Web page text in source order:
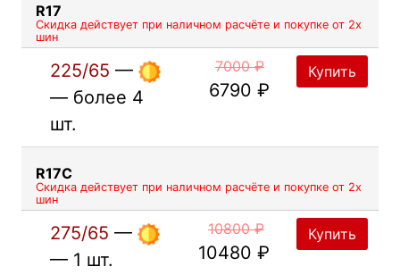
R17
Скидка действует при наличном расчёте и покупке от 2х
шин
225/65 —
— более 4
шт.
7000 ₽
6790 ₽
Купить
R17C
Скидка действует при наличном расчёте и покупке от 2х
шин
275/65 —
— 1 шт.
10800 ₽
10480 ₽
Купить